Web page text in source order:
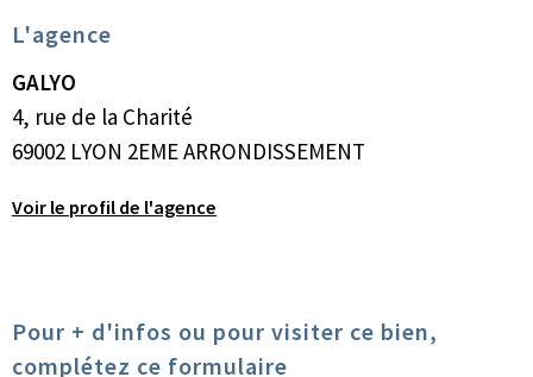
L'agence
GALYO
4, rue de la Charité
69002 LYON 2EME ARRONDISSEMENT
Voir le profil de l'agence
Pour + d'infos ou pour visiter ce bien,
complétez ce formulaire